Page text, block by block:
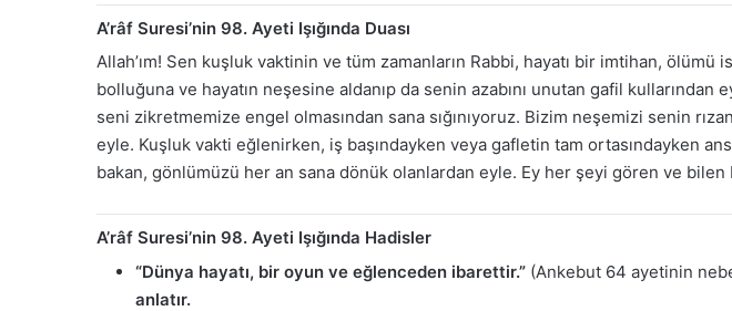
A’râf Suresi’nin 98. Ayeti Işığında Duası
Allah’ım! Sen kuşluk vaktinin ve tüm zamanların Rabbi, hayatı bir imtihan, ölümü
bolluğuna ve hayatın neşesine aldanıp da senin azabını unutan gafil
seni zikretmemize engel olmasından sana sığınıyoruz. Bizim neşemizi senin
eyle. Kuşluk vakti eğlenirken, iş başındayken veya gafletin tam ortasındayken
bakan, gönlümüzü her an sana dönük olanlardan eyle. Ey her şeyi gören ve bilen
A’râf Suresi’nin 98. Ayeti Işığında Hadisler
“Dünya hayatı, bir oyun ve eğlenceden ibarettir.” (Ankebut 64 ayetinin
anlatır.